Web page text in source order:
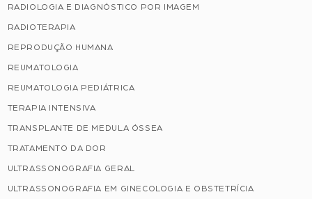
RADIOLOGIA E DIAGNÓSTICO POR IMAGEM
RADIOTERAPIA
REPRODUÇÃO HUMANA
REUMATOLOGIA
REUMATOLOGIA PEDIÁTRICA
TERAPIA INTENSIVA
TRANSPLANTE DE MEDULA ÓSSEA
TRATAMENTO DA DOR
ULTRASSONOGRAFIA GERAL
ULTRASSONOGRAFIA EM GINECOLOGIA E OBSTETRÍCIA